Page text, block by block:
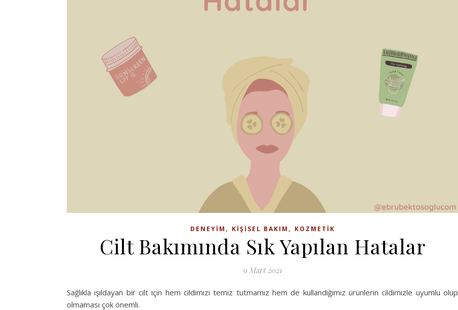
DENEYIM , KIŞISEL BAKIM , KOZMETIK
Cilt Bakımında Sık Yapılan Hatalar
9 Mart 2021
Sağlıkla ışıldayan bir cilt için hem cildimizi temiz tutmamız hem de kullandığımız ürünlerin cildimizle uyumlu olup
olmaması çok önemli.